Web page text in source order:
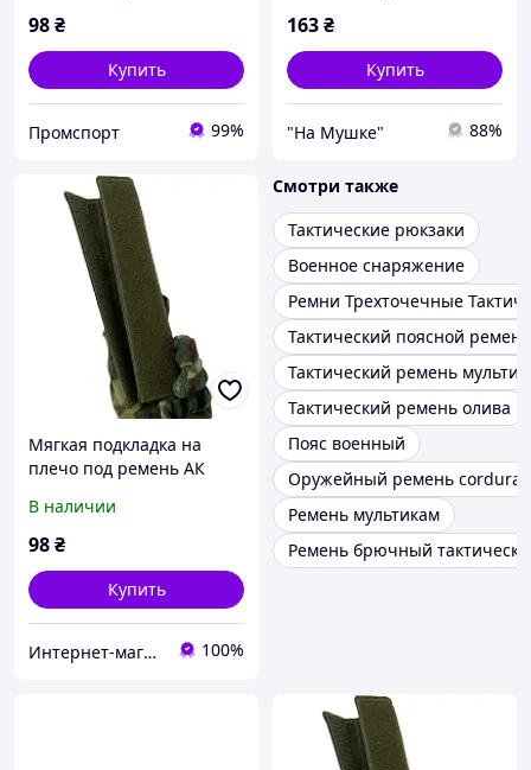
98₴
Купить
Промспорт 99%
163₴
Купить
"На Мушке" 88%
Мягкая подкладка на
плечо под ремень АК
В наличии
98₴
Купить
Интернет-магазин noro.biz.ua 100%
Смотри также
Тактические рюкзаки
Военное снаряжение
Ремни Трехточечные
Тактический поясной ремень
Тактический ремень
Тактический ремень олива
Пояс военный
Оружейный ремень cordura
Ремень мультикам
Ремень брючный